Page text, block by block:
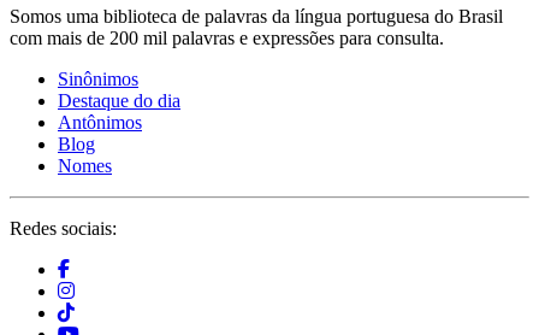
Somos uma biblioteca de palavras da língua portuguesa do Brasil
com mais de 200 mil palavras e expressões para consulta.
Sinônimos
Destaque do dia
Antônimos
Blog
Nomes
Redes sociais: